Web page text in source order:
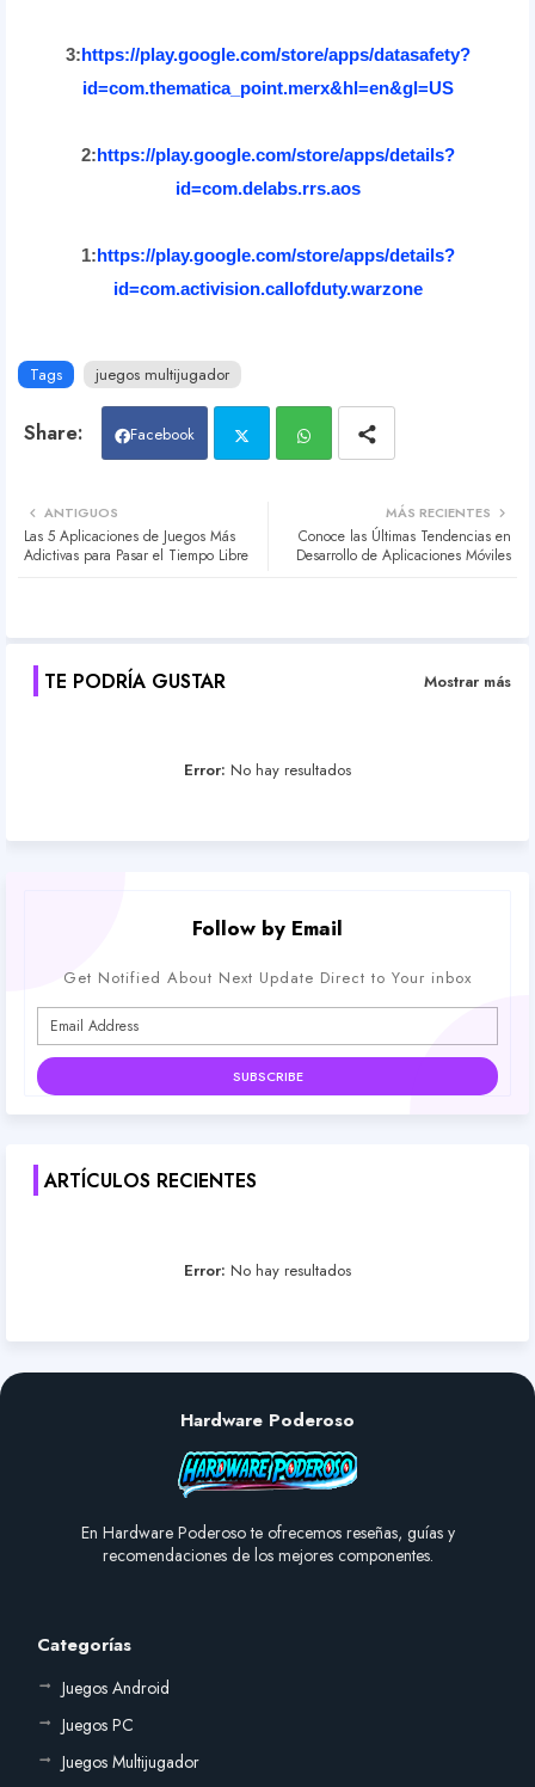
3:https://play.google.com/store/apps/datasafety?
id=com.thematica_point.merx&hl=en&gl=US
2:https://play.google.com/store/apps/details?
id=com.delabs.rrs.aos
1:https://play.google.com/store/apps/details?
id=com.activision.callofduty.warzone
Tags juegos multijugador
Facebook
ter atsa
MÁS RECIENTES
Conoce las Últimas Tendencias en
Desarrollo de Aplicaciones Móviles
ANTIGUOS
Las 5 Aplicaciones de Juegos Más
Adictivas para Pasar el Tiempo Libre
TE PODRÍA GUSTAR Mostrar más
Error: No hay resultados
Follow by Email
Get Notified About Next Update Direct to Your inbox
ARTÍCULOS RECIENTES
Error: No hay resultados
Hardware Poderoso
En Hardware Poderoso te ofrecemos reseñas, guías y
recomendaciones de los mejores componentes.
Categorías
Juegos Android
Juegos PC
Juegos Multijugador